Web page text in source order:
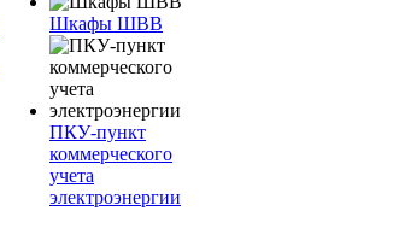
Шкафы ШВВ
ПКУ-пункт
коммерческого
учета
электроэнергии